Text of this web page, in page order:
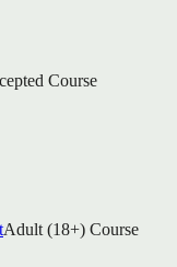
Course
Adult (18+) Course